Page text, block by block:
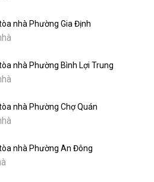
nhà Phường Gia Định
nhà Phường Bình Lợi Trung
nhà Phường Chợ Quán
nhà Phường An Đông